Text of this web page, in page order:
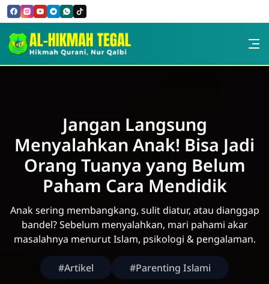
Skip to Content
PPTQ AL-HIKMAH TEGAL
Jangan Langsung
Menyalahkan Anak! Bisa Jadi
Orang Tuanya yang Belum
Paham Cara Mendidik
Anak sering membangkang, sulit diatur, atau dianggap
bandel? Sebelum menyalahkan, mari pahami akar
masalahnya menurut Islam, psikologi & pengalaman.
#Artikel #Parenting Islami